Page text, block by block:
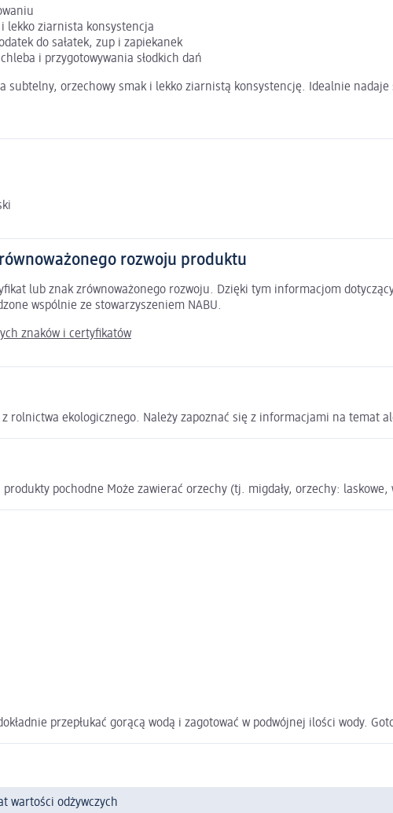
lekko ziarnista konsystencja
do sałatek, zup i zapiekanek
i przygotowywania słodkich dań
subtelny, orzechowy smak i lekko ziarnistą konsystencję. Idealnie
rozwoju produktu
lub znak zrównoważonego rozwoju. Dzięki tym informacjom
wspólnie ze stowarzyszeniem NABU.
znaków i certyfikatów
z rolnictwa ekologicznego. Należy zapoznać się z informacjami na temat
pochodne Może zawierać orzechy (tj. migdały, orzechy:
przepłukać gorącą wodą i zagotować w podwójnej ilości wody.
wartości odżywczych